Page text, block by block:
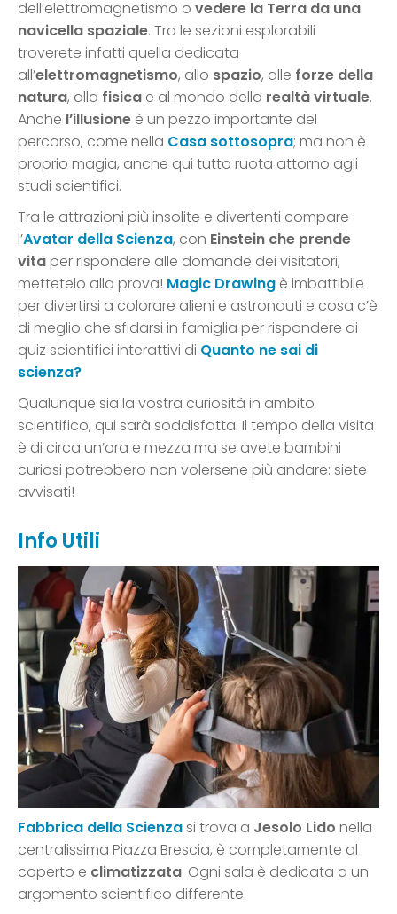
dell’elettromagnetismo o vedere la Terra da una
navicella spaziale. Tra le sezioni esplorabili
troverete infatti quella dedicata
all’elettromagnetismo, allo spazio, alle forze della
natura, alla fisica e al mondo della realtà virtuale.
Anche l’illusione è un pezzo importante del
percorso, come nella Casa sottosopra; ma non è
proprio magia, anche qui tutto ruota attorno agli
studi scientifici.
Tra le attrazioni più insolite e divertenti compare
l’Avatar della Scienza, con Einstein che prende
vitaper rispondere alle domande dei visitatori,
mettetelo alla prova! Magic Drawing è imbattibile
per divertirsi a colorare alieni e astronauti e cosa c’è
di meglio che sfidarsi in famiglia per rispondere ai
quiz scientifici interattivi di Quanto ne sai di
scienza?
Qualunque sia la vostra curiosità in ambito
scientifico, qui sarà soddisfatta. Il tempo della visita
è di circa un’ora e mezza ma se avete bambini
curiosi potrebbero non volersene più andare: siete
avvisati!
Info Utili
Fabbrica della Scienzasi trova a Jesolo Lido nella
centralissima Piazza Brescia, è completamente al
coperto e climatizzata. Ogni sala è dedicata a un
argomento scientifico differente.